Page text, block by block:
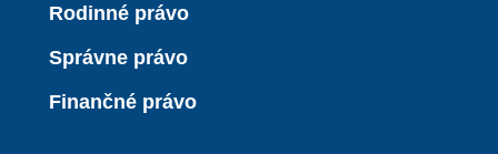
Rodinné právo
Správne právo
Finančné právo